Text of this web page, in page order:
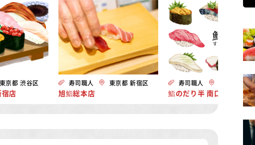
東京都 渋谷区
宿店
寿司職人 東京都 新宿区
旭鮨総本店
寿司職人 東京都 渋谷
鮨のだり半 南口